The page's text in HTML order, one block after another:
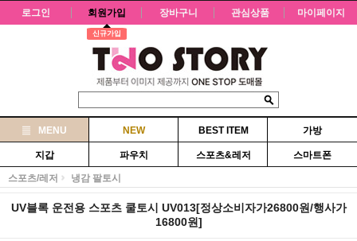
로그인 회원가입
신규가입
장바구니 관심상품 마이페이지
MENU NEW BEST ITEM 가방
지갑 파우치 스포츠&레저 스마트폰
스포츠/레저 냉감 팔토시
UV블록 운전용 스포츠 쿨토시 UV013[정상소비자가26800원/행사가
16800원]